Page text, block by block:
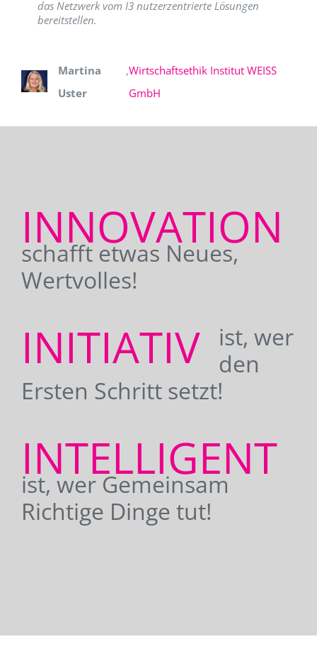
das Netzwerk vom I3 nutzerzentrierte Lösungen
bereitstellen.
Martina
Uster
,Wirtschaftsethik Institut WEISS
GmbH
INNOVATION
schafft etwas Neues,
Wertvolles!
INITIATIV
ist, wer
den
Ersten Schritt setzt!
INTELLIGENT
ist, wer Gemeinsam
Richtige Dinge tut!